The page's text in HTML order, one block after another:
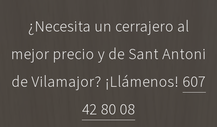
¿Necesita un cerrajero al
mejor precio y de Sant Antoni
de Vilamajor? ¡Llámenos! 607
42 80 08